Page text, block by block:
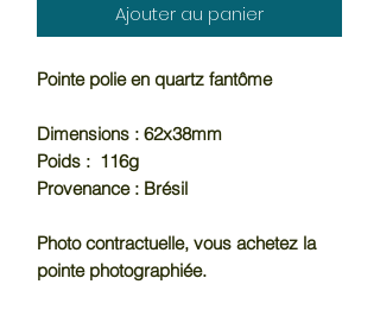
Ajouter au panier
Pointe polie en quartz fantôme
Dimensions : 62x38mm
Poids : 116g
Provenance : Brésil
Photo contractuelle, vous achetez la
pointe photographiée.